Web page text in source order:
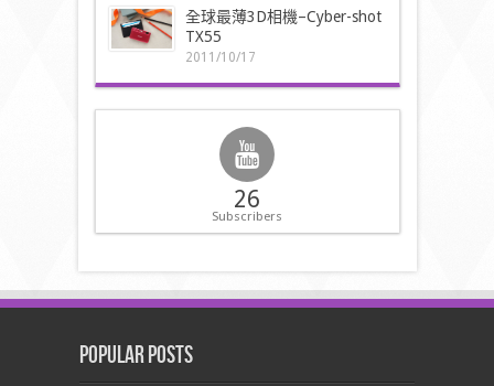
全球最薄3D相機–Cyber-shot
TX55
2011/10/17
26
Subscribers
Popular Posts